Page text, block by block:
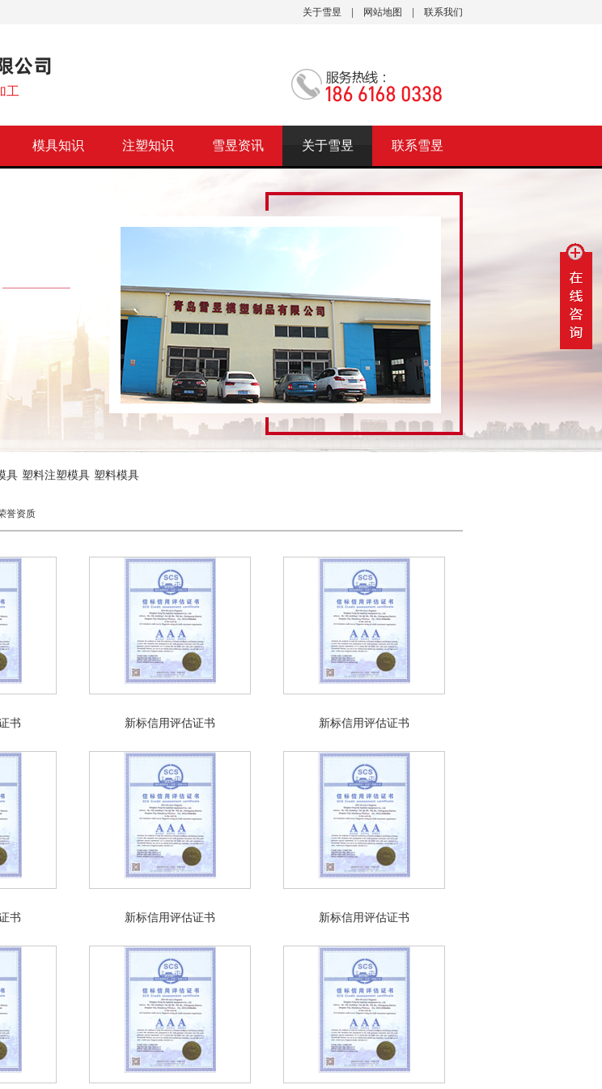
关于雪昱 网站地图 联系我们
工
模具知识 注塑知识 雪昱资讯 关于雪昱 联系雪昱
具 塑料注塑模具 塑料模具
誉资质
书 新标信用评估证书 新标信用评估证书
书 新标信用评估证书 新标信用评估证书